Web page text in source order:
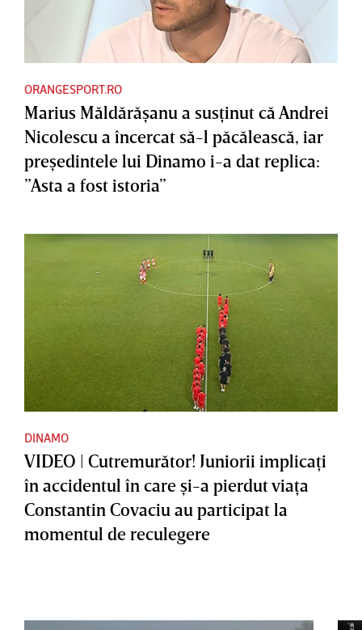
ORANGESPORT.RO
Marius Măldărăşanu a susţinut că Andrei
Nicolescu a încercat să-l păcălească, iar
preşedintele lui Dinamo i-a dat replica:
”Asta a fost istoria”
DINAMO
VIDEO | Cutremurător! Juniorii implicaţi
în accidentul în care şi-a pierdut viaţa
Constantin Covaciu au participat la
momentul de reculegere